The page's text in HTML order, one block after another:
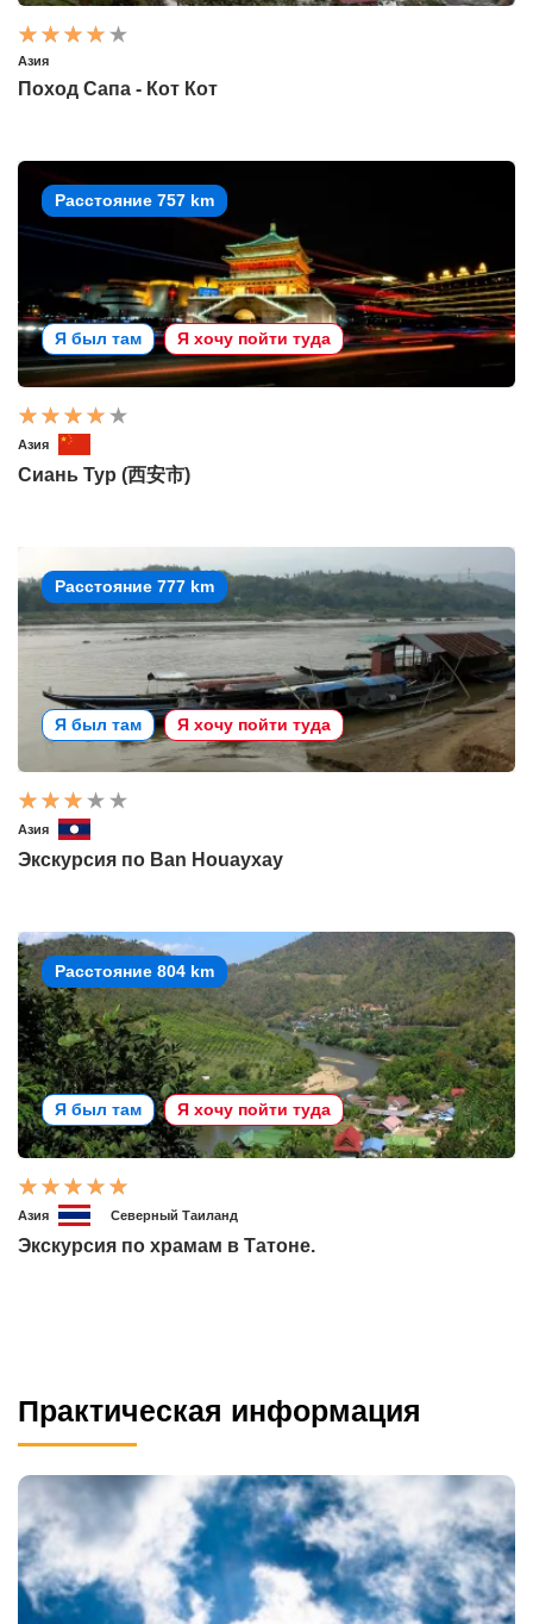
Азия
Поход Сапа - Кот Кот
Расстояние 757 km
Я был там Я хочу пойти туда
Азия
Сиань Тур (西安市)
Расстояние 777 km
Я был там Я хочу пойти туда
Азия
Экскурсия по Ban Houayxay
Расстояние 804 km
Я был там Я хочу пойти туда
Азия Северный Таиланд
Экскурсия по храмам в Татоне.
Практическая информация